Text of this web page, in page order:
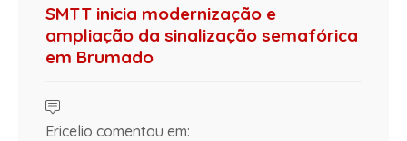
SMTT inicia modernização e
ampliação da sinalização semafórica
em Brumado
Ericelio comentou em: